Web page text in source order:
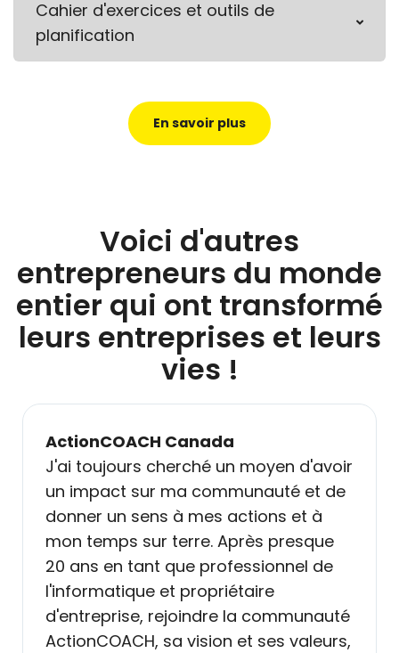
Cahier d'exercices et outils de
planification
En savoir plus
Voici d'autres
entrepreneurs du monde
entier qui ont transformé
leurs entreprises et leurs
vies !
d'avoir
et de
et à
presque
de
ses valeurs,
ActionCOACH Turquie
À chaque séminaire auquel je
participe, j'ai l'impression
passion pour le travail, mon
enthousiasme et ma vision
des sommets. J'ai vu que
progressivement ces
la fin des séminaires. Les
nous apportent sont